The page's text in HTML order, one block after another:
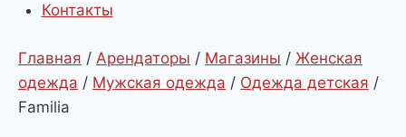
Контакты
Главная / Арендаторы / Магазины / Женская
одежда / Мужская одежда / Одежда детская /
Familia